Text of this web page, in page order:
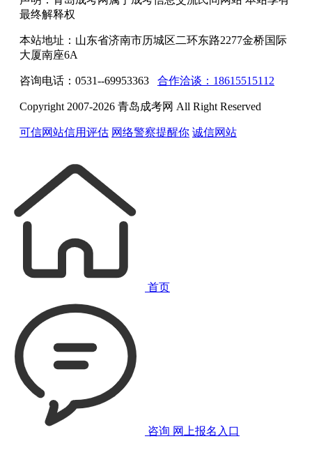
最终解释权
本站地址：山东省济南市历城区二环东路2277金桥国际
大厦南座6A
咨询电话：0531--69953363 合作洽谈：18615515112
Copyright 2007-2026 青岛成考网 All Right Reserved
可信网站信用评估 网络警察提醒你 诚信网站
首页
咨询 网上报名入口